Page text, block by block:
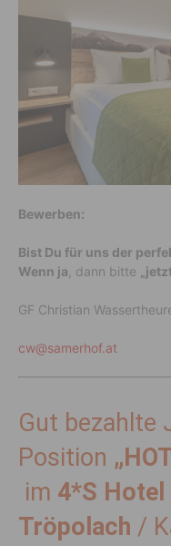
Bewerben:
Bist Du für uns der
Wenn ja , dann bitte
GF Christian
cw@samerhof.at
Gut bezahlte
Position
im 4*S Hotel
Tröpolach /